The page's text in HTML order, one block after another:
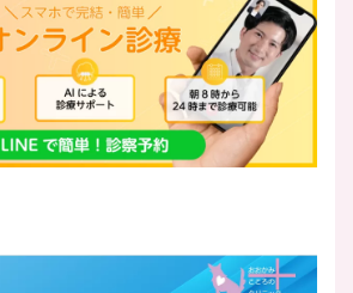
FAX
03-5989-0618
営業時間：10:00〜22:00